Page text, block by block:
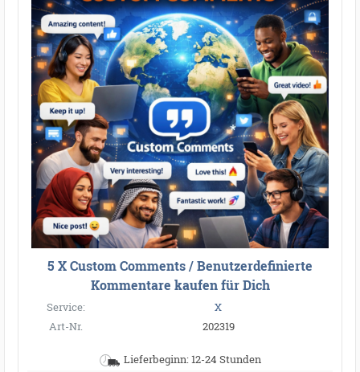
5 X Custom Comments / Benutzerdefinierte
Kommentare kaufen für Dich
Service:
X
Art-Nr.
202319
Lieferbeginn: 12-24 Stunden
*